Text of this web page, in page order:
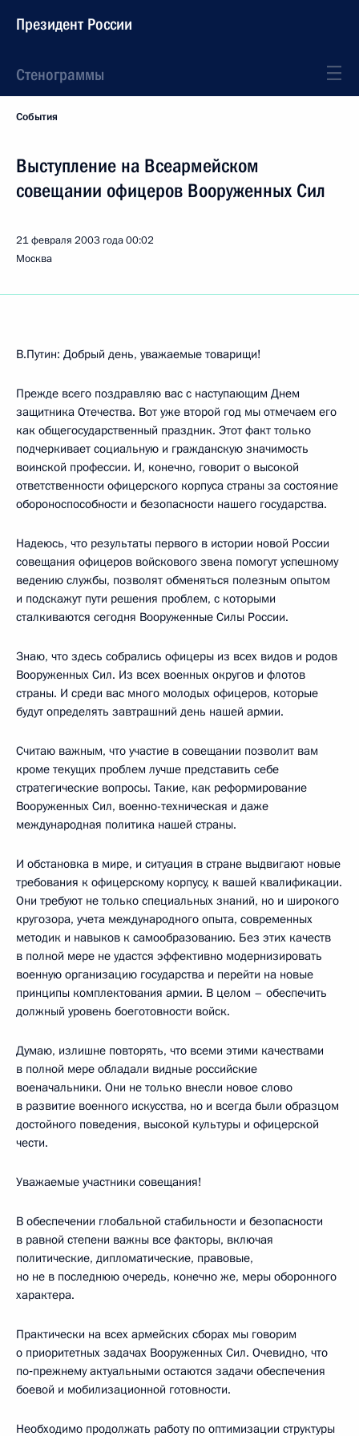
Президент России
Стенограммы
События
Выступление на Всеармейском
совещании офицеров Вооруженных Сил
21 февраля 2003 года00:02
Москва
В.Путин: Добрый день, уважаемые товарищи!
Прежде всего поздравляю вас с наступающим Днем
защитника Отечества. Вот уже второй год мы отмечаем его
как общегосударственный праздник. Этот факт только
подчеркивает социальную и гражданскую значимость
воинской профессии. И, конечно, говорит о высокой
ответственности офицерского корпуса страны за состояние
обороноспособности и безопасности нашего государства.
Надеюсь, что результаты первого в истории новой России
совещания офицеров войскового звена помогут успешному
ведению службы, позволят обменяться полезным опытом
и подскажут пути решения проблем, с которыми
сталкиваются сегодня Вооруженные Силы России.
Знаю, что здесь собрались офицеры из всех видов и родов
Вооруженных Сил. Из всех военных округов и флотов
страны. И среди вас много молодых офицеров, которые
будут определять завтрашний день нашей армии.
Считаю важным, что участие в совещании позволит вам
кроме текущих проблем лучше представить себе
стратегические вопросы. Такие, как реформирование
Вооруженных Сил, военно-техническая и даже
международная политика нашей страны.
И обстановка в мире, и ситуация в стране выдвигают новые
требования к офицерскому корпусу, к вашей квалификации.
Они требуют не только специальных знаний, но и широкого
кругозора, учета международного опыта, современных
методик и навыков к самообразованию. Без этих качеств
в полной мере не удастся эффективно модернизировать
военную организацию государства и перейти на новые
принципы комплектования армии. В целом – обеспечить
должный уровень боеготовности войск.
Думаю, излишне повторять, что всеми этими качествами
в полной мере обладали видные российские
военачальники. Они не только внесли новое слово
в развитие военного искусства, но и всегда были образцом
достойного поведения, высокой культуры и офицерской
чести.
Уважаемые участники совещания!
В обеспечении глобальной стабильности и безопасности
в равной степени важны все факторы, включая
политические, дипломатические, правовые,
но не в последнюю очередь, конечно же, меры оборонного
характера.
Практически на всех армейских сборах мы говорим
о приоритетных задачах Вооруженных Сил. Очевидно, что
по‑прежнему актуальными остаются задачи обеспечения
боевой и мобилизационной готовности.
Необходимо продолжать работу по оптимизации структуры